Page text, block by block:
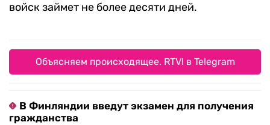
войск займет не более десяти дней.
Объясняем происходящее. RTVI в Telegram
В Финляндии введут экзамен для получения
гражданства